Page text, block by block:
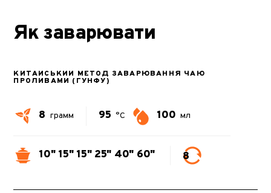
Як заварювати
КИТАЙСЬКИЙ МЕТОД ЗАВАРЮВАННЯ ЧАЮ
ПРОЛИВАМИ (ГУНФУ)
8 грамм 95 °C 100 мл
10" 15" 15" 25" 40" 60" 8